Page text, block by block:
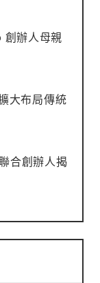
創辦人母親
大布局傳統
合創辦人揭